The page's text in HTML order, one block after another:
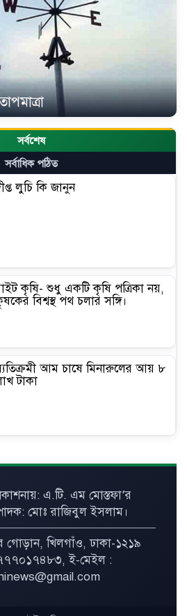
সর্বশেষ
সর্বাধিক পঠিত
লুচি কি জানুন
কৃষি- শুধু একটি কৃষি পত্রিকা নয়,
বিশ্বস্থ পথ চলার সঙ্গি।
আম চাষে মিনারুলের আয় ৮
টাকা
পেলে কমবে উৎপাদন খরচ
লাগানোর মৌসুম কিন্তু এখনই
এ.টি. এম মোস্তফা’র
মোঃ রাজিবুল ইসলাম।
গোড়ান, খিলগাঁও, ঢাকা-১২১৯
ই-মেইল :